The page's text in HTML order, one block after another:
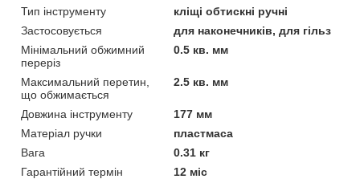
Тип інструменту
кліщі обтискні ручні
Застосовується
для наконечників, для гільз
Мінімальний обжимний
переріз
0.5 кв. мм
Максимальний перетин,
що обжимається
2.5 кв. мм
Довжина інструменту
177 мм
Матеріал ручки
пластмаса
Вага
0.31 кг
Гарантійний термін
12 міс